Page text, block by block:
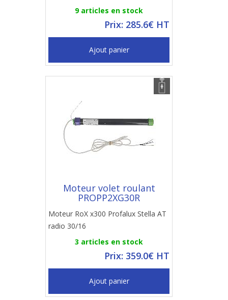
9 articles en stock
Prix: 285.6€ HT
Ajout panier
Moteur volet roulant
PROPP2XG30R
Moteur RoX x300 Profalux Stella AT
radio 30/16
3 articles en stock
Prix: 359.0€ HT
Ajout panier